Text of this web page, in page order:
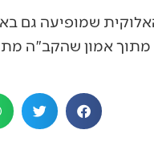
שמופיעה גם
אמון שהקב"ה